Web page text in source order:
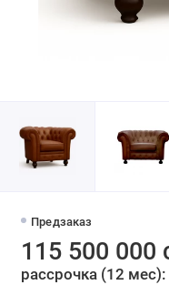
Предзаказ
115 500 000
рассрочка (12